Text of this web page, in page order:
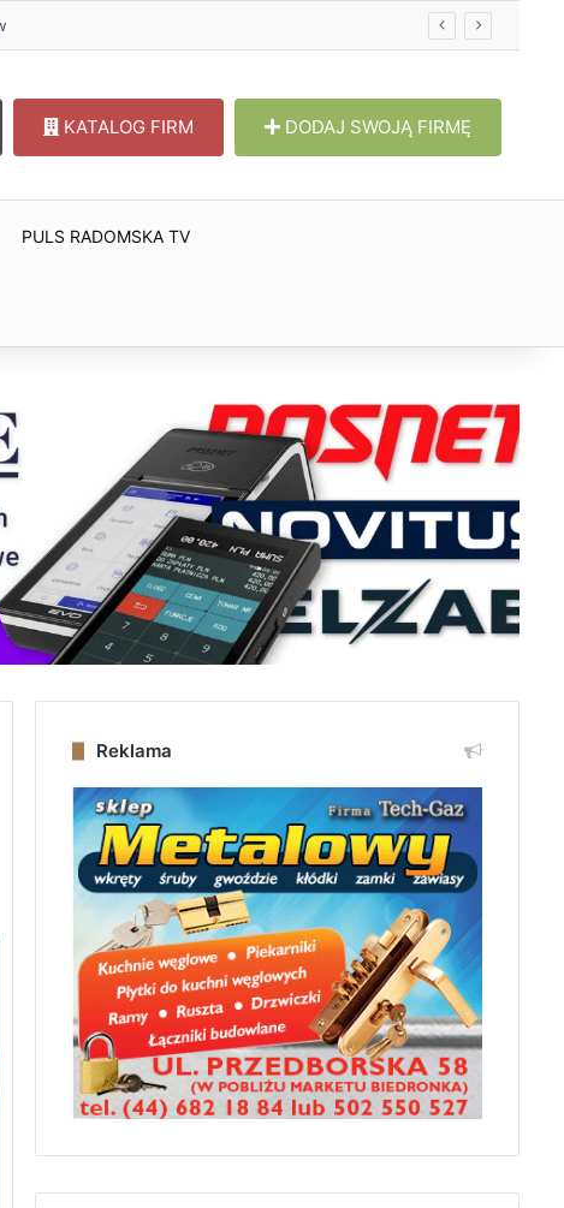
KATALOG FIRM DODAJ SWOJĄ FIRMĘ
PULS RADOMSKA TV
Reklama